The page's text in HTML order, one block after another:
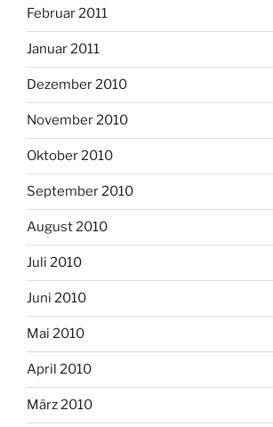
Februar 2011
Januar 2011
Dezember 2010
November 2010
Oktober 2010
September 2010
August 2010
Juli 2010
Juni 2010
Mai 2010
April 2010
März 2010